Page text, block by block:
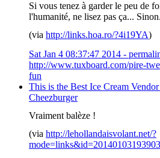
Si vous tenez à garder le peu de
l'humanité, ne lisez pas ça...
(via http://links.hoa.ro/?4i19YA)
Sat Jan 4 08:37:47 2014 -
http://www.tuxboard.com/pire-
fun
This is the Best Ice Cream
Cheezburger
Vraiment balèze !
(via http://lehollandaisvolant.net/?
mode=links&id=20140103193903